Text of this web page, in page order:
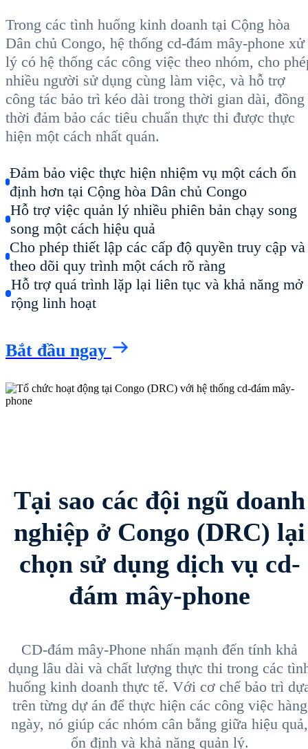
Trong các tình huống kinh doanh tại Cộng hòa
Dân chủ Congo, hệ thống cd-đám mây-phone xử
lý có hệ thống các công việc theo nhóm, cho
nhiều người sử dụng cùng làm việc, và hỗ trợ
công tác bảo trì kéo dài trong thời gian dài, đồng
thời đảm bảo các tiêu chuẩn thực thi được thực
hiện một cách nhất quán.
Đảm bảo việc thực hiện nhiệm vụ một cách ổn
định hơn tại Cộng hòa Dân chủ Congo
Hỗ trợ việc quản lý nhiều phiên bản chạy song
song một cách hiệu quả
Cho phép thiết lập các cấp độ quyền truy cập và
theo dõi quy trình một cách rõ ràng
Hỗ trợ quá trình lặp lại liên tục và khả năng mở
rộng linh hoạt
Bắt đầu ngay
Tại sao các đội ngũ doanh
nghiệp ở Congo (DRC) lại
chọn sử dụng dịch vụ cd-
đám mây-phone
CD-đám mây-Phone nhấn mạnh đến tính khả
dụng lâu dài và chất lượng thực thi trong các
huống kinh doanh thực tế. Với cơ chế bảo trì
trên từng dự án để thực hiện các công việc hàng
ngày, nó giúp các nhóm cân bằng giữa hiệu quả,
ổn định và khả năng quản lý.